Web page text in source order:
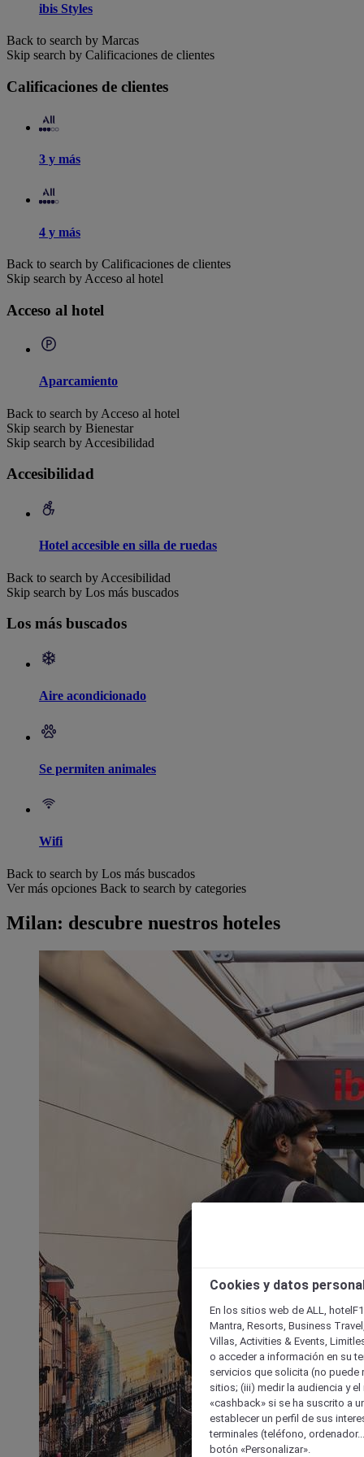
ibis Styles
Back to search by Marcas
Skip search by Calificaciones de clientes
Calificaciones de clientes
3 y más
4 y más
Back to search by Calificaciones de clientes
Skip search by Acceso al hotel
Acceso al hotel
Aparcamiento
Back to search by Acceso al hotel
Skip search by Bienestar
Skip search by Accesibilidad
Accesibilidad
Hotel accesible en silla de ruedas
Back to search by Accesibilidad
Skip search by Los más buscados
Los más buscados
Aire acondicionado
Se permiten animales
Wifi
Back to search by Los más buscados
Ver más opciones Back to search by categories
Milan: descubre nuestros hoteles
Cookies y datos
En los sitios web de ALL,
Mantra, Resorts, Business
Villas, Activities & Events,
o acceder a información en su
servicios que solicita (no puede
sitios; (iii) medir la audiencia y
«cashback» si se ha suscrito a
establecer un perfil de sus
terminales (teléfono,
botón «Personalizar».